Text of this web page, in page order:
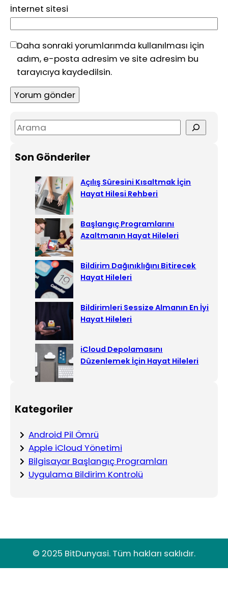
İnternet sitesi
Daha sonraki yorumlarımda kullanılması için
adım, e-posta adresim ve site adresim bu
tarayıcıya kaydedilsin.
S
e
a
Son Gönderiler
Açılış Süresini Kısaltmak İçin
Hayat Hilesi Rehberi
Başlangıç Programlarını
Azaltmanın Hayat Hileleri
Bildirim Dağınıklığını Bitirecek
Hayat Hileleri
Bildirimleri Sessize Almanın En İyi
Hayat Hileleri
iCloud Depolamasını
Düzenlemek İçin Hayat Hileleri
Kategoriler
Android Pil Ömrü
Apple iCloud Yönetimi
Bilgisayar Başlangıç Programları
Uygulama Bildirim Kontrolü
© 2025 BitDunyasi. Tüm hakları saklıdır.